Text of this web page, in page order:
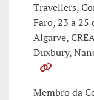
Travellers,
Faro, 23 a 25
Algarve,
Duxbury,
Membro da